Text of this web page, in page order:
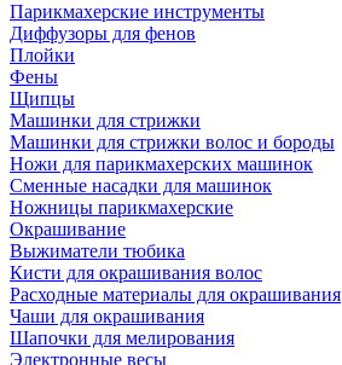
Парикмахерские инструменты
Диффузоры для фенов
Плойки
Фены
Щипцы
Машинки для стрижки
Машинки для стрижки волос и бороды
Ножи для парикмахерских машинок
Сменные насадки для машинок
Ножницы парикмахерские
Окрашивание
Выжиматели тюбика
Кисти для окрашивания волос
Расходные материалы для окрашивания
Чаши для окрашивания
Шапочки для мелирования
Электронные весы